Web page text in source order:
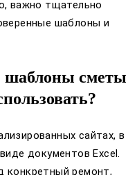
важно тщательно
шаблоны и
шаблоны сметы
сайтах, в
документов Excel.
конкретный ремонт,